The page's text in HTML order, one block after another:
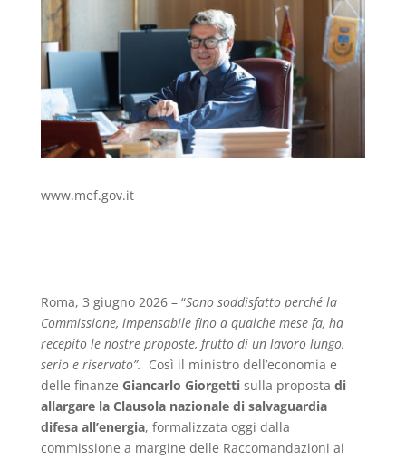
www.mef.gov.it
Roma, 3 giugno 2026 – “Sono soddisfatto perché la
Commissione, impensabile fino a qualche mese fa, ha
recepito le nostre proposte, frutto di un lavoro lungo,
serio e riservato”. Così il ministro dell’economia e
delle finanze Giancarlo Giorgettisulla proposta di
allargare la Clausola nazionale di salvaguardia
difesa all’energia, formalizzata oggi dalla
commissione a margine delle Raccomandazioni ai